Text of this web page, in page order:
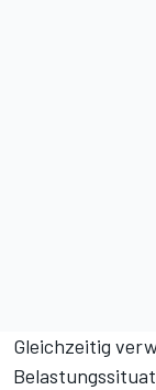
Gleichzeitig